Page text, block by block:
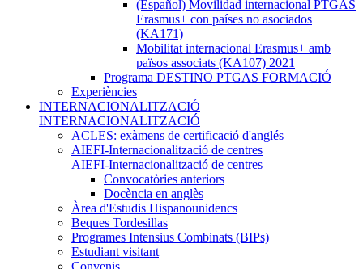
(Español) Movilidad internacional PTGAS
Erasmus+ con países no asociados
(KA171)
Mobilitat internacional Erasmus+ amb
països associats (KA107) 2021
Programa DESTINO PTGAS FORMACIÓ
Experiències
INTERNACIONALITZACIÓ
INTERNACIONALITZACIÓ
ACLES: exàmens de certificació d'anglés
AIEFI-Internacionalització de centres
AIEFI-Internacionalització de centres
Convocatòries anteriors
Docència en anglès
Àrea d'Estudis Hispanounidencs
Beques Tordesillas
Programes Intensius Combinats (BIPs)
Estudiant visitant
Convenis